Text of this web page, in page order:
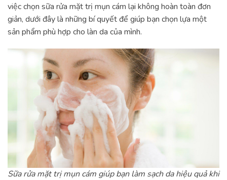
việc chọn sữa rửa mặt trị mụn cám lại không hoàn toàn đơn
giản, dưới đây là những bí quyết để giúp bạn chọn lựa một
sản phẩm phù hợp cho làn da của mình.
Sữa rửa mặt trị mụn cám giúp bạn làm sạch da hiệu quả khi